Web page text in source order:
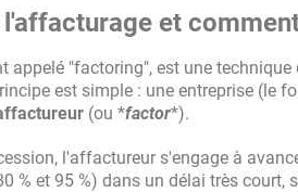
l'affacturage et
appelé "factoring", est une
est simple : une entreprise (le
(ou *factor*).
l'affactureur s'engage à
% et 95 %) dans un délai très court,